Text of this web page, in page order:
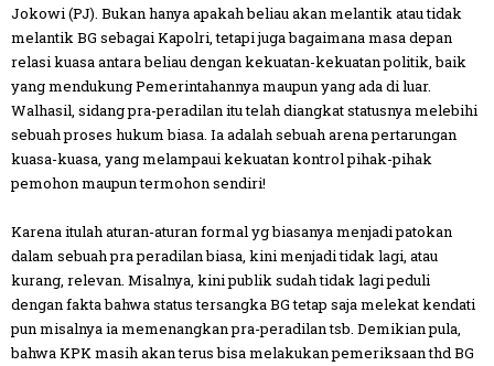
Jokowi (PJ). Bukan hanya apakah beliau akan melantik atau tidak
melantik BG sebagai Kapolri, tetapi juga bagaimana masa depan
relasi kuasa antara beliau dengan kekuatan-kekuatan politik, baik
yang mendukung Pemerintahannya maupun yang ada di luar.
Walhasil, sidang pra-peradilan itu telah diangkat statusnya melebihi
sebuah proses hukum biasa. Ia adalah sebuah arena pertarungan
kuasa-kuasa, yang melampaui kekuatan kontrol pihak-pihak
pemohon maupun termohon sendiri!
Karena itulah aturan-aturan formal yg biasanya menjadi patokan
dalam sebuah pra peradilan biasa, kini menjadi tidak lagi, atau
kurang, relevan. Misalnya, kini publik sudah tidak lagi peduli
dengan fakta bahwa status tersangka BG tetap saja melekat kendati
pun misalnya ia memenangkan pra-peradilan tsb. Demikian pula,
bahwa KPK masih akan terus bisa melakukan pemeriksaan thd BG